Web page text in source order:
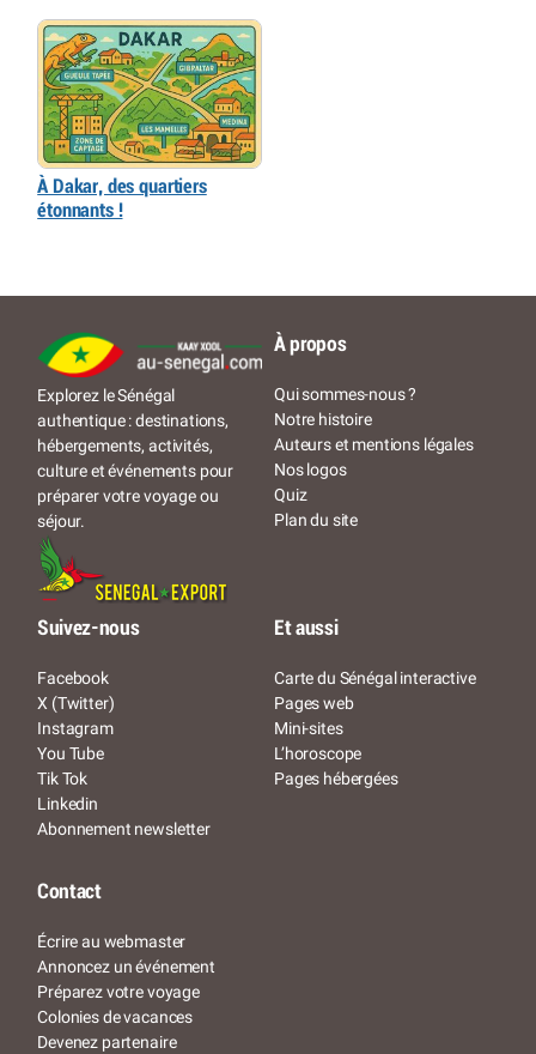
À Dakar, des quartiers
étonnants !
Explorez le Sénégal
authentique : destinations,
hébergements, activités,
culture et événements pour
préparer votre voyage ou
séjour.
À propos
Qui sommes-nous ?
Notre histoire
Auteurs et mentions légales
Nos logos
Quiz
Plan du site
Suivez-nous
Facebook
X (Twitter)
Instagram
You Tube
Tik Tok
Linkedin
Abonnement newsletter
Et aussi
Carte du Sénégal interactive
Pages web
Mini-sites
L’horoscope
Pages hébergées
Contact
Écrire au webmaster
Annoncez un événement
Préparez votre voyage
Colonies de vacances
Devenez partenaire